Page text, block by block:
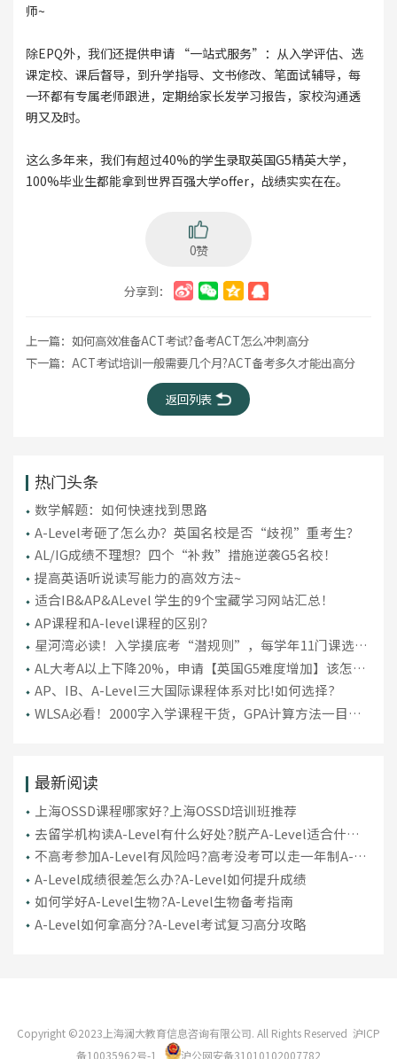
师~
除EPQ外，我们还提供申请 “一站式服务”：从入学评估、选
课定校、课后督导，到升学指导、文书修改、笔面试辅导，每
一环都有专属老师跟进，定期给家长发学习报告，家校沟通透
明又及时。
这么多年来，我们有超过40%的学生录取英国G5精英大学，
100%毕业生都能拿到世界百强大学offer，战绩实实在在。
0赞
分享到：
上一篇： 如何高效准备ACT考试?备考ACT怎么冲刺高分
下一篇： ACT考试培训一般需要几个月?ACT备考多久才能出高分
返回列表
热门头条
数学解题：如何快速找到思路
A-Level考砸了怎么办？英国名校是否“歧视”重考生？
AL/IG成绩不理想？四个“补救”措施逆袭G5名校！
提高英语听说读写能力的高效方法~
适合IB&AP&ALevel 学生的9个宝藏学习网站汇总！
AP课程和A-level课程的区别？
星河湾必读！入学摸底考“潜规则”，每学年11门课选课
技巧
AL大考A以上下降20%，申请【英国G5难度增加】该怎么
补救？
AP、IB、A-Level三大国际课程体系对比!如何选择?
WLSA必看！2000字入学课程干货，GPA计算方法一目了
最新阅读
上海OSSD课程哪家好?上海OSSD培训班推荐
去留学机构读A-Level有什么好处?脱产A-Level适合什么
样的学生
不高考参加A-Level有风险吗?高考没考可以走一年制A-
Level吗
A-Level成绩很差怎么办?A-Level如何提升成绩
如何学好A-Level生物?A-Level生物备考指南
A-Level如何拿高分?A-Level考试复习高分攻略
Copyright ©2023上海澜大教育信息咨询有限公司. All Rights Reserved 沪ICP
备10035962号-1
沪公网安备31010102007782